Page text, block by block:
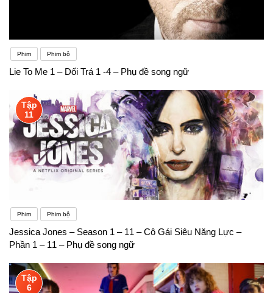
Phim Phim bộ
Lie To Me 1 – Dối Trá 1 -4 – Phụ đề song ngữ
Tập
11
Phim Phim bộ
Jessica Jones – Season 1 – 11 – Cô Gái Siêu Năng Lực –
Phần 1 – 11 – Phụ đề song ngữ
Tập
6